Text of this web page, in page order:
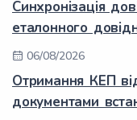
Синхронізація
еталонного
06/08/2026
Отримання КЕП
документами